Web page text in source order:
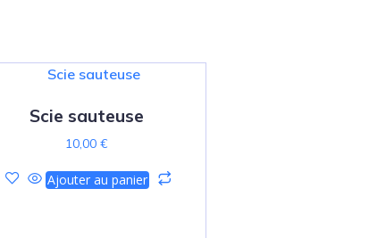
Scie sauteuse
10,00 €
Ajouter au panier